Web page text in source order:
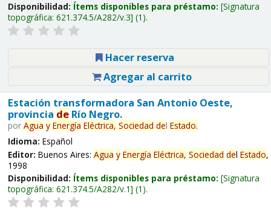
Disponibilidad: Ítems disponibles para préstamo: Signatura
topográfica: 621.374.5/A282/v.3 (1).
Hacer reserva
Agregar al carrito
Estación transformadora San Antonio Oeste,
provincia deRío Negro.
por Agua y Energía Eléctrica, Sociedad del Estado.
Idioma: Español
Editor: Buenos Aires: Agua y Energía Eléctrica, Sociedad del Estado,
1998
Disponibilidad: Ítems disponibles para préstamo: Signatura
topográfica: 621.374.5/A282/v.1 (1).